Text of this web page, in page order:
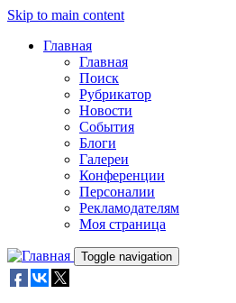
Skip to main content
Главная
Главная
Поиск
Рубрикатор
Новости
События
Блоги
Галереи
Конференции
Персоналии
Рекламодателям
Моя страница
Toggle navigation